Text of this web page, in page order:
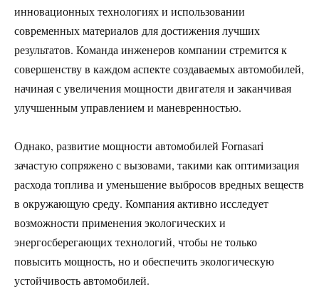
инновационных технологиях и использовании
современных материалов для достижения лучших
результатов. Команда инженеров компании стремится к
совершенству в каждом аспекте создаваемых автомобилей,
начиная с увеличения мощности двигателя и заканчивая
улучшенным управлением и маневренностью.
Однако, развитие мощности автомобилей Fornasari
зачастую сопряжено с вызовами, такими как оптимизация
расхода топлива и уменьшение выбросов вредных веществ
в окружающую среду. Компания активно исследует
возможности применения экологических и
энергосберегающих технологий, чтобы не только
повысить мощность, но и обеспечить экологическую
устойчивость автомобилей.